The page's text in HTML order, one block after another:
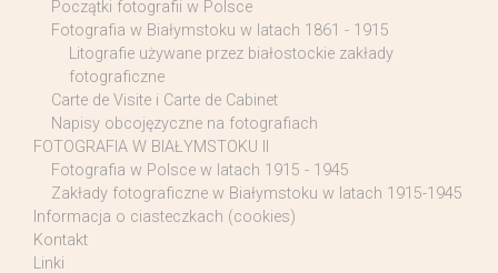
Początki fotografii w Polsce
Fotografia w Białymstoku w latach 1861 - 1915
Litografie używane przez białostockie zakłady
fotograficzne
Carte de Visite i Carte de Cabinet
Napisy obcojęzyczne na fotografiach
FOTOGRAFIA W BIAŁYMSTOKU II
Fotografia w Polsce w latach 1915 - 1945
Zakłady fotograficzne w Białymstoku w latach 1915-1945
Informacja o ciasteczkach (cookies)
Kontakt
Linki